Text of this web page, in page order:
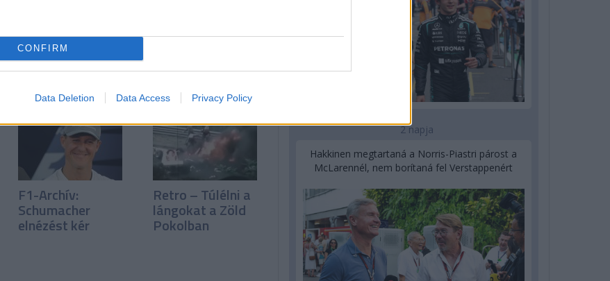
CONFIRM
Data Deletion Data Access Privacy Policy
Mercedesszel
tárgyal Verstappen
F1-Archív:
Schumacher
elnézést kér
Retro – Túlélni a
lángokat a Zöld
Pokolban
2 napja
Hakkinen megtartaná a Norris-Piastri párost a
McLarennél, nem borítaná fel Verstappenért